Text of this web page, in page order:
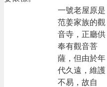
一號老屋原是
范姜家族的觀
音寺，正廳供
奉有觀音菩
薩，但由於年
代久遠，維護
不易，故自